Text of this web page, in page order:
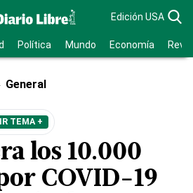
Edición USA
Política Mundo Economía
General
TEMA +
los 10.000
COVID-19